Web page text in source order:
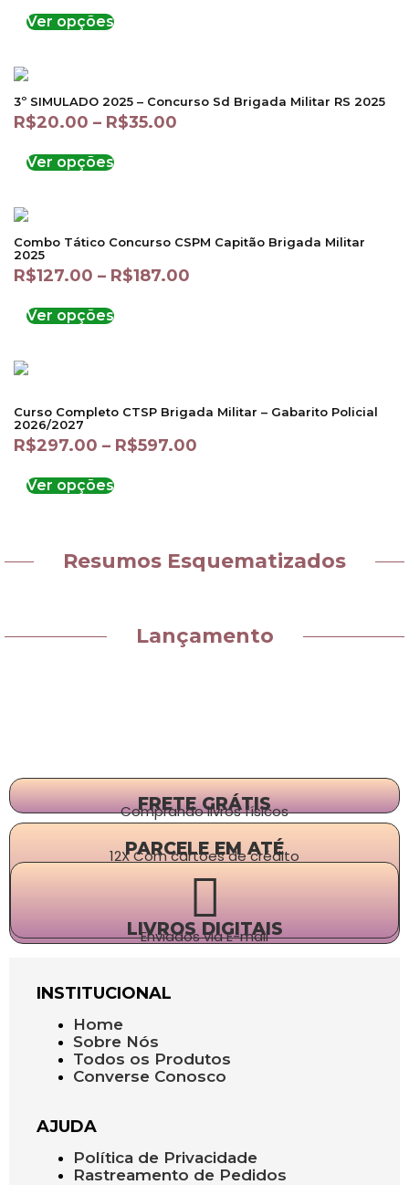
Ver opções
3º SIMULADO 2025 – Concurso Sd Brigada Militar RS 2025
R$20.00 – R$35.00
Ver opções
Combo Tático Concurso CSPM Capitão Brigada Militar
2025
R$127.00 – R$187.00
Ver opções
Curso Completo CTSP Brigada Militar – Gabarito Policial
2026/2027
R$297.00 – R$597.00
Ver opções
Resumos Esquematizados
Lançamento
FRETE GRÁTIS
Comprando livros físicos
PARCELE EM ATÉ
12X Com cartões de crédito
LIVROS DIGITAIS
Enviados via E-mail
INSTITUCIONAL
Home
Sobre Nós
Todos os Produtos
Converse Conosco
AJUDA
Política de Privacidade
Rastreamento de Pedidos